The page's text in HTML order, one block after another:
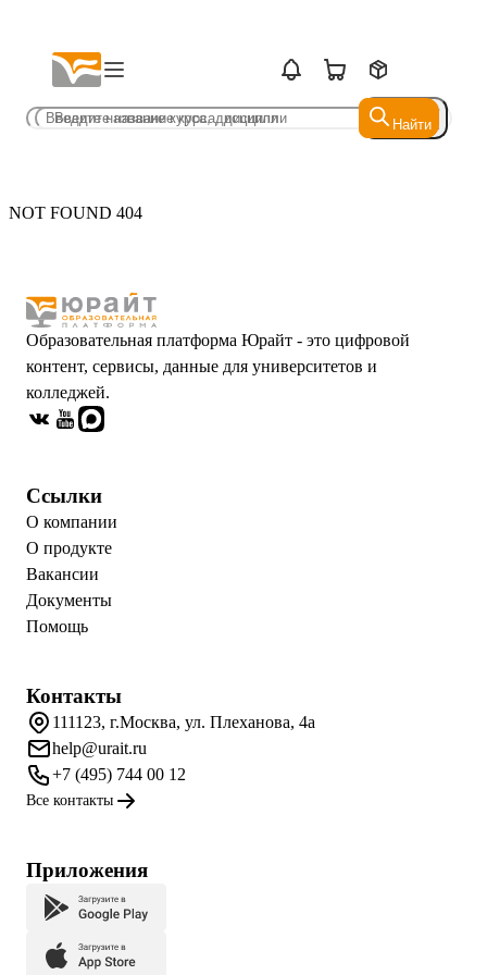
Найти
Найти
NOT FOUND 404
Образовательная платформа Юрайт - это цифровой
контент, сервисы, данные для университетов и
колледжей.
Ссылки
О компании
О продукте
Вакансии
Документы
Помощь
Контакты
111123, г.Москва, ул. Плеханова, 4а
help@urait.ru
+7 (495) 744 00 12
Все контакты
Приложения